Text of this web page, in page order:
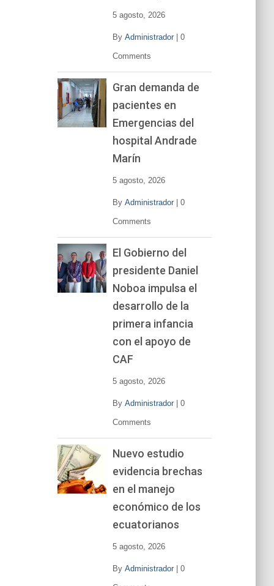
5 agosto, 2026
By Administrador| 0
Comments
Gran demanda de
pacientes en
Emergencias del
hospital Andrade
Marín
5 agosto, 2026
By Administrador| 0
Comments
El Gobierno del
presidente Daniel
Noboa impulsa el
desarrollo de la
primera infancia
con el apoyo de
CAF
5 agosto, 2026
By Administrador| 0
Comments
Nuevo estudio
evidencia brechas
en el manejo
económico de los
ecuatorianos
5 agosto, 2026
By Administrador| 0